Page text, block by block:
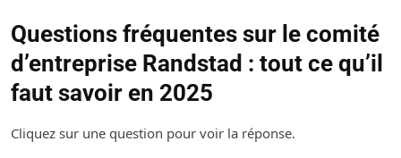
Questions fréquentes sur le comité
d’entreprise Randstad : tout ce qu’il
faut savoir en 2025
Cliquez sur une question pour voir la réponse.